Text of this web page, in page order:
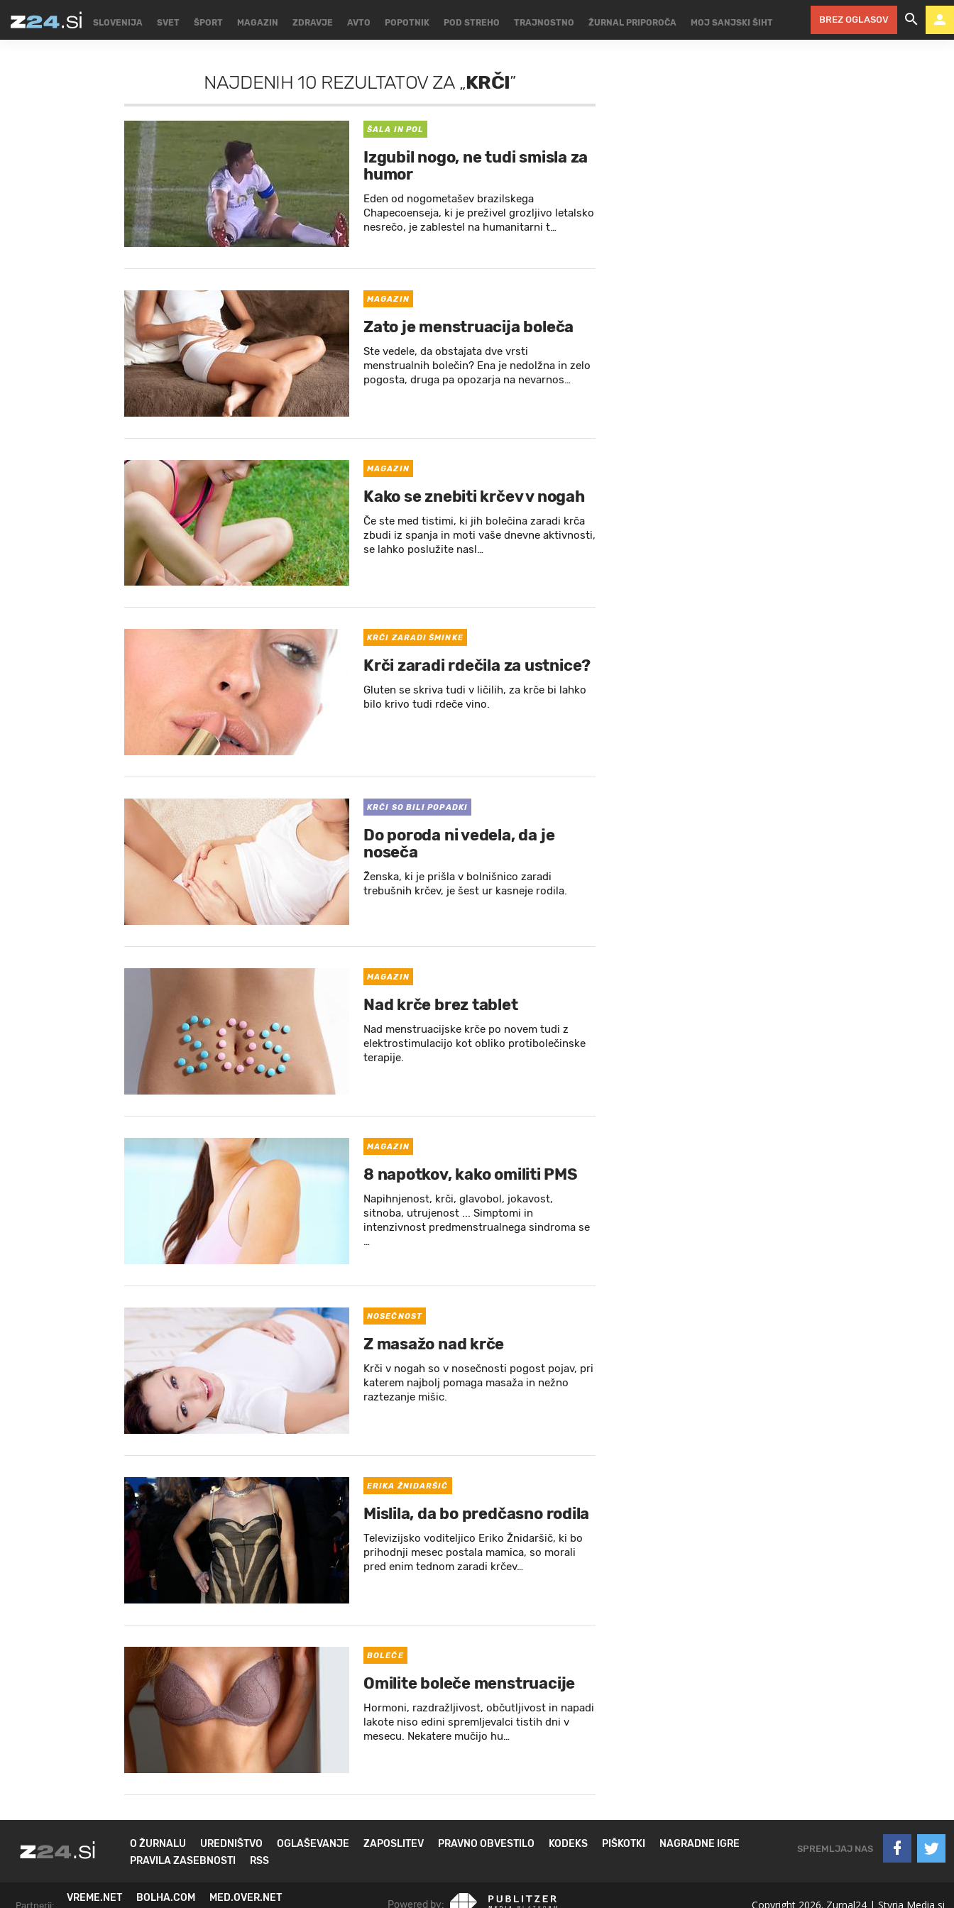
SLOVENIJA SVET ŠPORT MAGAZIN ZDRAVJE AVTO POPOTNIK POD STREHO TRAJNOSTNO ŽURNAL PRIPOROČA MOJ SANJSKI ŠIHT BREZ OGLASOV
NAJDENIH 10 REZULTATOVZA„KRČI”
ŠALA IN POL
Izgubil nogo, ne tudi smisla za
humor
Eden od nogometašev brazilskega
Chapecoenseja, ki je preživel grozljivo letalsko
nesrečo, je zablestel na humanitarni t…
MAGAZIN
Zato je menstruacija boleča
Ste vedele, da obstajata dve vrsti
menstrualnih bolečin? Ena je nedolžna in zelo
pogosta, druga pa opozarja na nevarnos…
MAGAZIN
Kako se znebiti krčev v nogah
Če ste med tistimi, ki jih bolečina zaradi krča
zbudi iz spanja in moti vaše dnevne aktivnosti,
se lahko poslužite nasl…
KRČI ZARADI ŠMINKE
Krči zaradi rdečila za ustnice?
Gluten se skriva tudi v ličilih, za krče bi lahko
bilo krivo tudi rdeče vino.
KRČI SO BILI POPADKI
Do poroda ni vedela, da je
noseča
Ženska, ki je prišla v bolnišnico zaradi
trebušnih krčev, je šest ur kasneje rodila.
MAGAZIN
Nad krče brez tablet
Nad menstruacijske krče po novem tudi z
elektrostimulacijo kot obliko protibolečinske
terapije.
MAGAZIN
8 napotkov, kako omiliti PMS
Napihnjenost, krči, glavobol, jokavost,
sitnoba, utrujenost ... Simptomi in
intenzivnost predmenstrualnega sindroma se
…
NOSEČNOST
Z masažo nad krče
Krči v nogah so v nosečnosti pogost pojav, pri
katerem najbolj pomaga masaža in nežno
raztezanje mišic.
ERIKA ŽNIDARŠIČ
Mislila, da bo predčasno rodila
Televizijsko voditeljico Eriko Žnidaršič, ki bo
prihodnji mesec postala mamica, so morali
pred enim tednom zaradi krčev…
BOLEČE
Omilite boleče menstruacije
Hormoni, razdražljivost, občutljivost in napadi
lakote niso edini spremljevalci tistih dni v
mesecu. Nekatere mučijo hu…
O ŽURNALU UREDNIŠTVO OGLAŠEVANJE ZAPOSLITEV PRAVNO OBVESTILO KODEKS PIŠKOTKI
NAGRADNE IGRE
PRAVILA ZASEBNOSTI
RSS
SPREMLJAJ NAS
Partnerji:
VREME.NET BOLHA.COM MED.OVER.NET
Powered by: Copyright 2026. Zurnal24 | Styria Media si